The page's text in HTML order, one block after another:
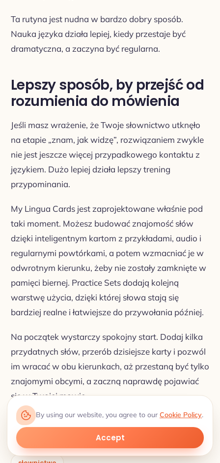
Ta rutyna jest nudna w bardzo dobry sposób.
Nauka języka działa lepiej, kiedy przestaje być
dramatyczna, a zaczyna być regularna.
Lepszy sposób, by przejść od
rozumienia do mówienia
Jeśli masz wrażenie, że Twoje słownictwo utknęło
na etapie „znam, jak widzę”, rozwiązaniem zwykle
nie jest jeszcze więcej przypadkowego kontaktu z
językiem. Dużo lepiej działa lepszy trening
przypominania.
My Lingua Cards jest zaprojektowane właśnie pod
taki moment. Możesz budować znajomość słów
dzięki inteligentnym kartom z przykładami, audio i
regularnymi powtórkami, a potem wzmacniać je w
odwrotnym kierunku, żeby nie zostały zamknięte w
pamięci biernej. Practice Sets dodają kolejną
warstwę użycia, dzięki której słowa stają się
bardziej realne i łatwiejsze do przywołania później.
Na początek wystarczy spokojny start. Dodaj kilka
przydatnych słów, przerób dzisiejsze karty i pozwól
im wracać w obu kierunkach, aż przestaną być tylko
znajomymi obcymi, a zaczną naprawdę pojawiać
się w Twojej mowie.
kierunek słowa mówienie
By using our website, you agree to our Cookie Policy.
Accept